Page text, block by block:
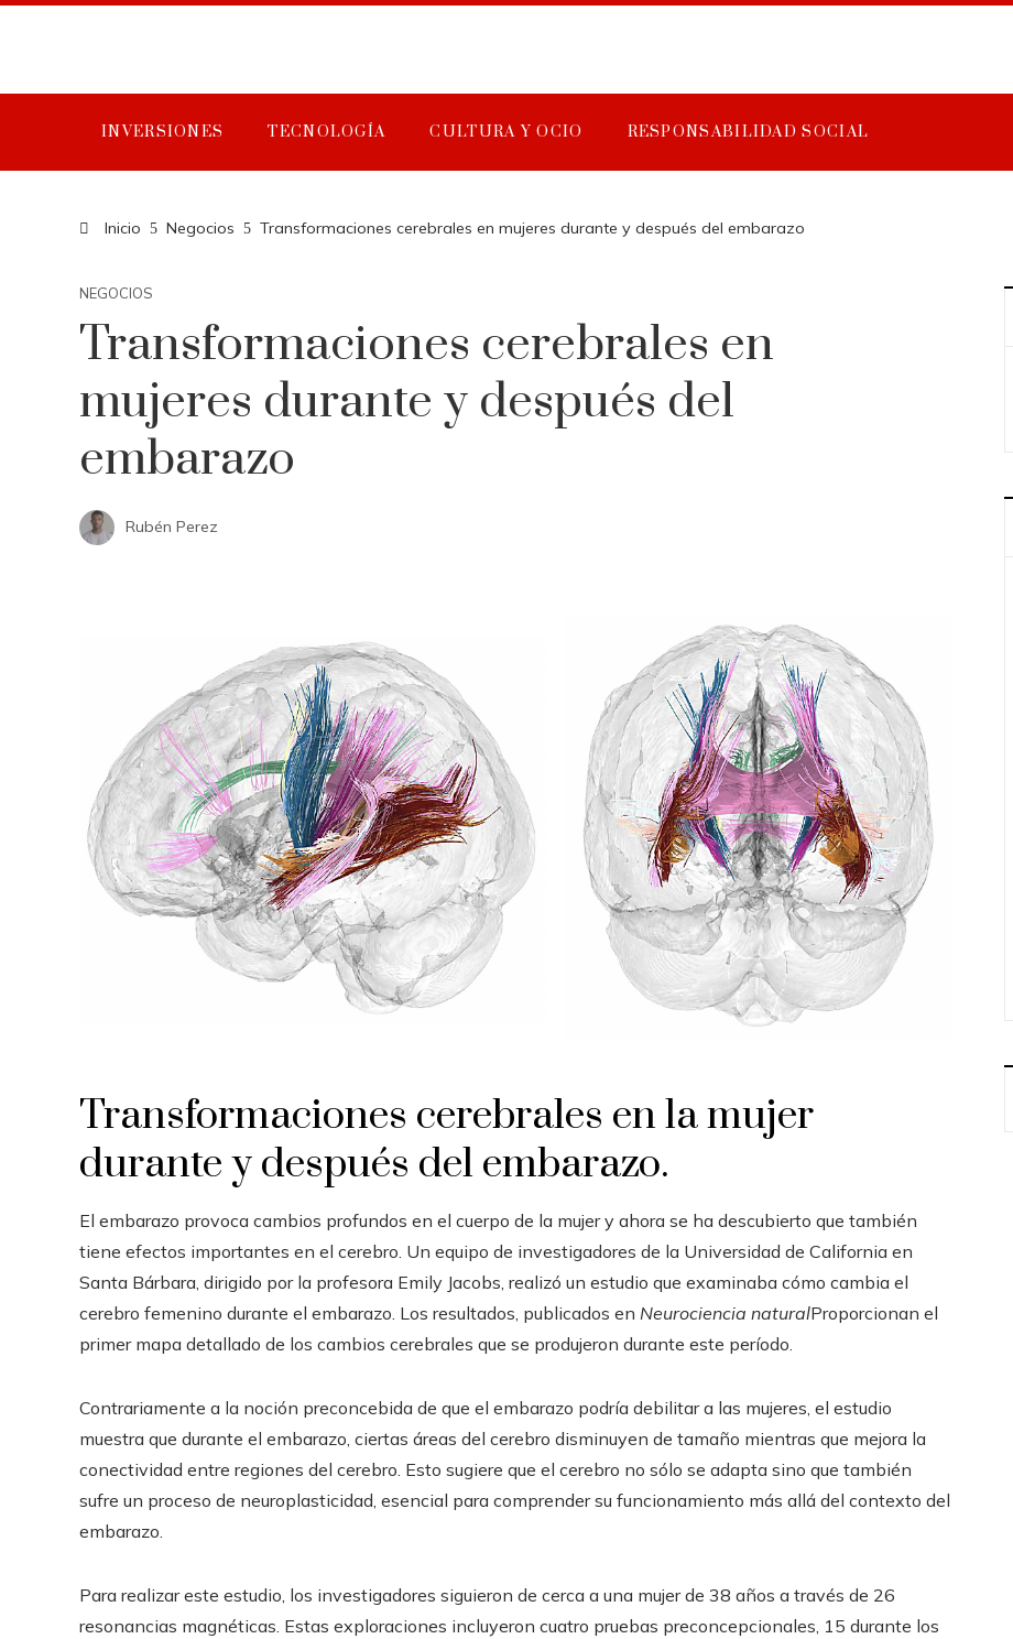
INVERSIONES TECNOLOGÍA CULTURA Y OCIO RESPONSABILIDAD SOCIAL
Inicio Negocios Transformaciones cerebrales en mujeres durante y después del embarazo
NEGOCIOS
Transformaciones cerebrales en
mujeres durante y después del
embarazo
Rubén Perez
Transformaciones cerebrales en la mujer
durante y después del embarazo.
El embarazo provoca cambios profundos en el cuerpo de la mujer y ahora se ha descubierto que también
tiene efectos importantes en el cerebro. Un equipo de investigadores de la Universidad de California en
Santa Bárbara, dirigido por la profesora Emily Jacobs, realizó un estudio que examinaba cómo cambia el
cerebro femenino durante el embarazo. Los resultados, publicados en Neurociencia naturalProporcionan el
primer mapa detallado de los cambios cerebrales que se produjeron durante este período.
Contrariamente a la noción preconcebida de que el embarazo podría debilitar a las mujeres, el estudio
muestra que durante el embarazo, ciertas áreas del cerebro disminuyen de tamaño mientras que mejora la
conectividad entre regiones del cerebro. Esto sugiere que el cerebro no sólo se adapta sino que también
sufre un proceso de neuroplasticidad, esencial para comprender su funcionamiento más allá del contexto del
embarazo.
Para realizar este estudio, los investigadores siguieron de cerca a una mujer de 38 años a través de 26
resonancias magnéticas. Estas exploraciones incluyeron cuatro pruebas preconcepcionales, 15 durante los
Los ordenadores que transformaron
la economía y la ciencia en la era
digital
Hace 1 semana
La ausencia de BTS en los Grammy
2027 sorprende a seguidores y
expertos del k-pop
Hace 1 semana
El impacto de los macronutrientes en
la salud y el rendimiento físico
Hace 2 semanas